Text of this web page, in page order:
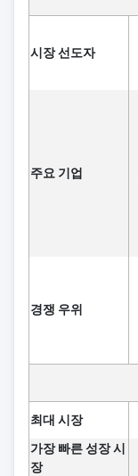
시장 선도자
주요 기업
경쟁 우위
최대 시장
가장 빠른 성장 시
장